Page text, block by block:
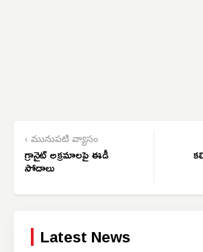
‹ మునుపటి వ్యాసం
గ్రానైట్ అక్రమాలపై ఈడీ
సోదాలు
Latest News